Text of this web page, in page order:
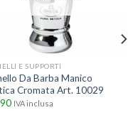
E SUPPORTI
Da Barba Manico
Cromata Art. 10029
IVA inclusa